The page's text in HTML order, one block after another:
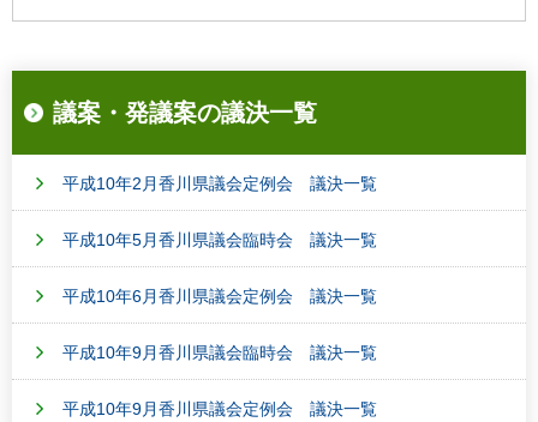
議案・発議案の議決一覧
平成10年2月香川県議会定例会 議決一覧
平成10年5月香川県議会臨時会 議決一覧
平成10年6月香川県議会定例会 議決一覧
平成10年9月香川県議会臨時会 議決一覧
平成10年9月香川県議会定例会 議決一覧